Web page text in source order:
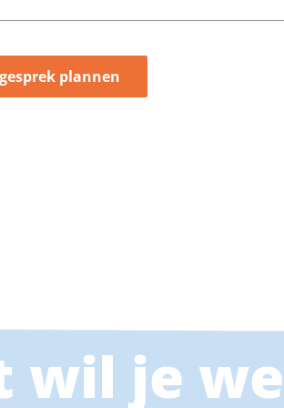
plannen
wil je